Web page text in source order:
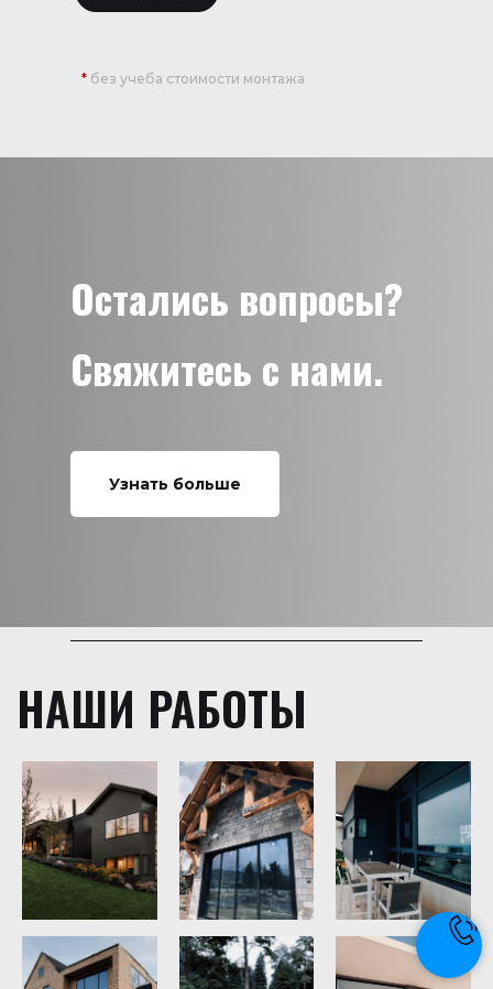
* без учеба стоимости монтажа
Остались вопросы?
Свяжитесь с нами.
Узнать больше
НАШИ РАБОТЫ